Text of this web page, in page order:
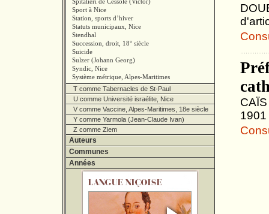
Sport à Nice
Station, sports d’hiver
Statuts municipaux, Nice
Stendhal
Succession, droit, 18° siècle
Suicide
Sulzer (Johann Georg)
Syndic, Nice
Système métrique, Alpes-Maritimes
T comme Tabernacles de St-Paul
U comme Université israélite, Nice
V comme Vaccine, Alpes-Maritimes, 18e siècle
Y comme Yarmola (Jean-Claude Ivan)
Z comme Ziem
Auteurs
Communes
Années
1901